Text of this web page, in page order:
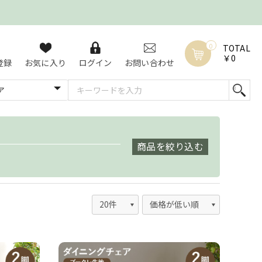
録 お気に入り ログイン お問い合わせ
0
TOTAL
￥0
商品を絞り込む